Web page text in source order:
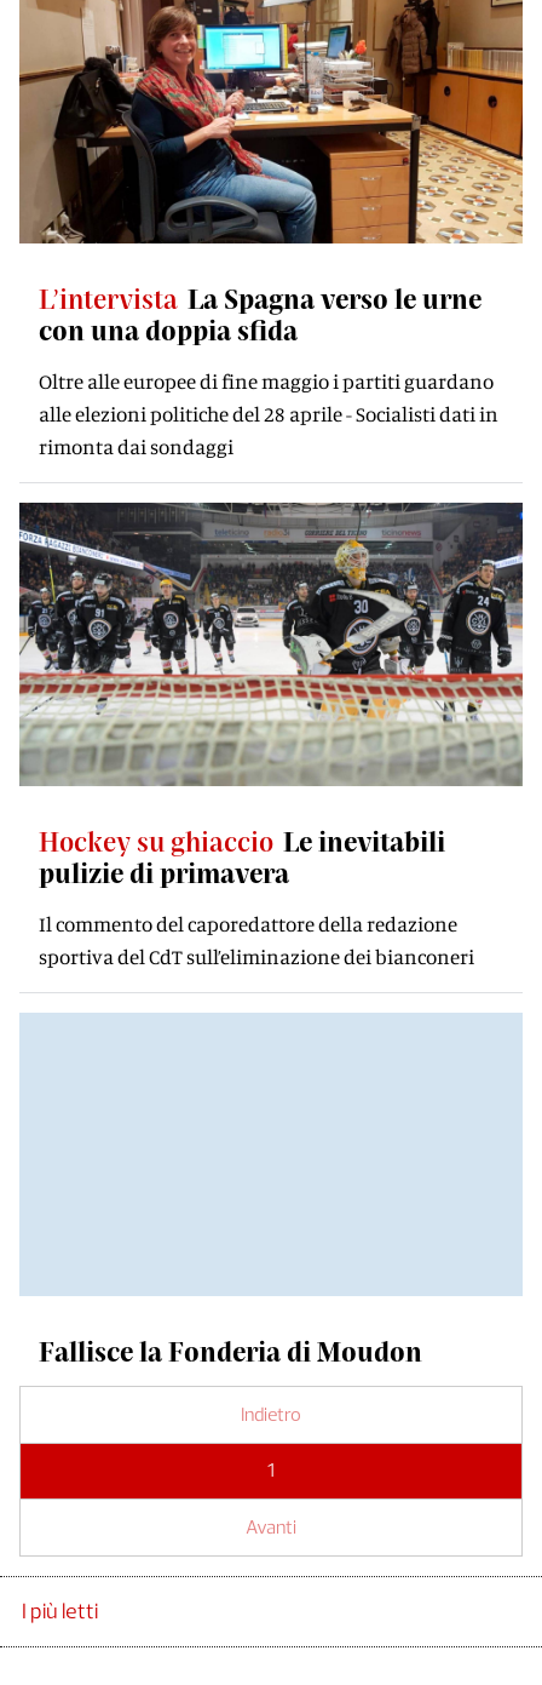
L’intervista La Spagna verso le urne
con una doppia sfida
Oltre alle europee di fine maggio i partiti guardano
alle elezioni politiche del 28 aprile - Socialisti dati in
rimonta dai sondaggi
Hockey su ghiaccio Le inevitabili
pulizie di primavera
Il commento del caporedattore della redazione
sportiva del CdT sull’eliminazione dei bianconeri
Fallisce la Fonderia di Moudon
Indietro
1
Avanti
I più letti